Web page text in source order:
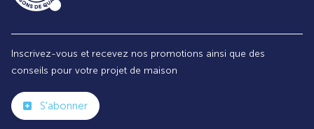
Inscrivez-vous et recevez nos promotions ainsi que des
conseils pour votre projet de maison
S'abonner